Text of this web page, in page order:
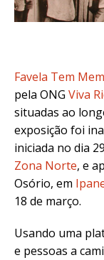
Favela Tem
pela ONG Viva
situadas ao
exposição foi
iniciada no dia
Zona Norte, e
Osório, em
18 de março.
Usando uma
e pessoas a